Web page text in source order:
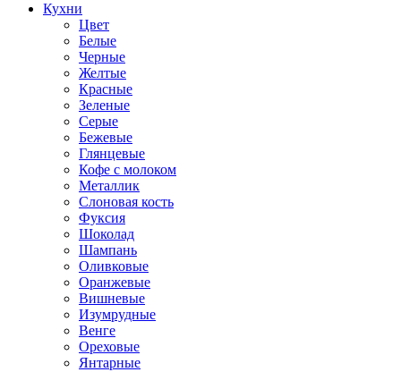
Кухни
Цвет
Белые
Черные
Желтые
Красные
Зеленые
Серые
Бежевые
Глянцевые
Кофе с молоком
Металлик
Слоновая кость
Фуксия
Шоколад
Шампань
Оливковые
Оранжевые
Вишневые
Изумрудные
Венге
Ореховые
Янтарные